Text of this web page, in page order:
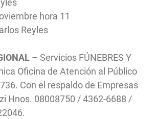
hora 11
Reyles
– Servicios FÚNEBRES Y
Oficina de Atención al Público
Con el respaldo de Empresas
Hnos. 08008750 / 4362-6688 /